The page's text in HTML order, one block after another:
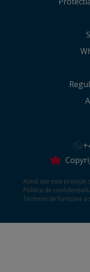
Acest site este protejat
Politica de
Termenii de furnizare a